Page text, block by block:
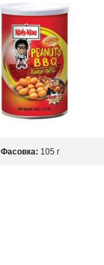
Фасовка: 105 г